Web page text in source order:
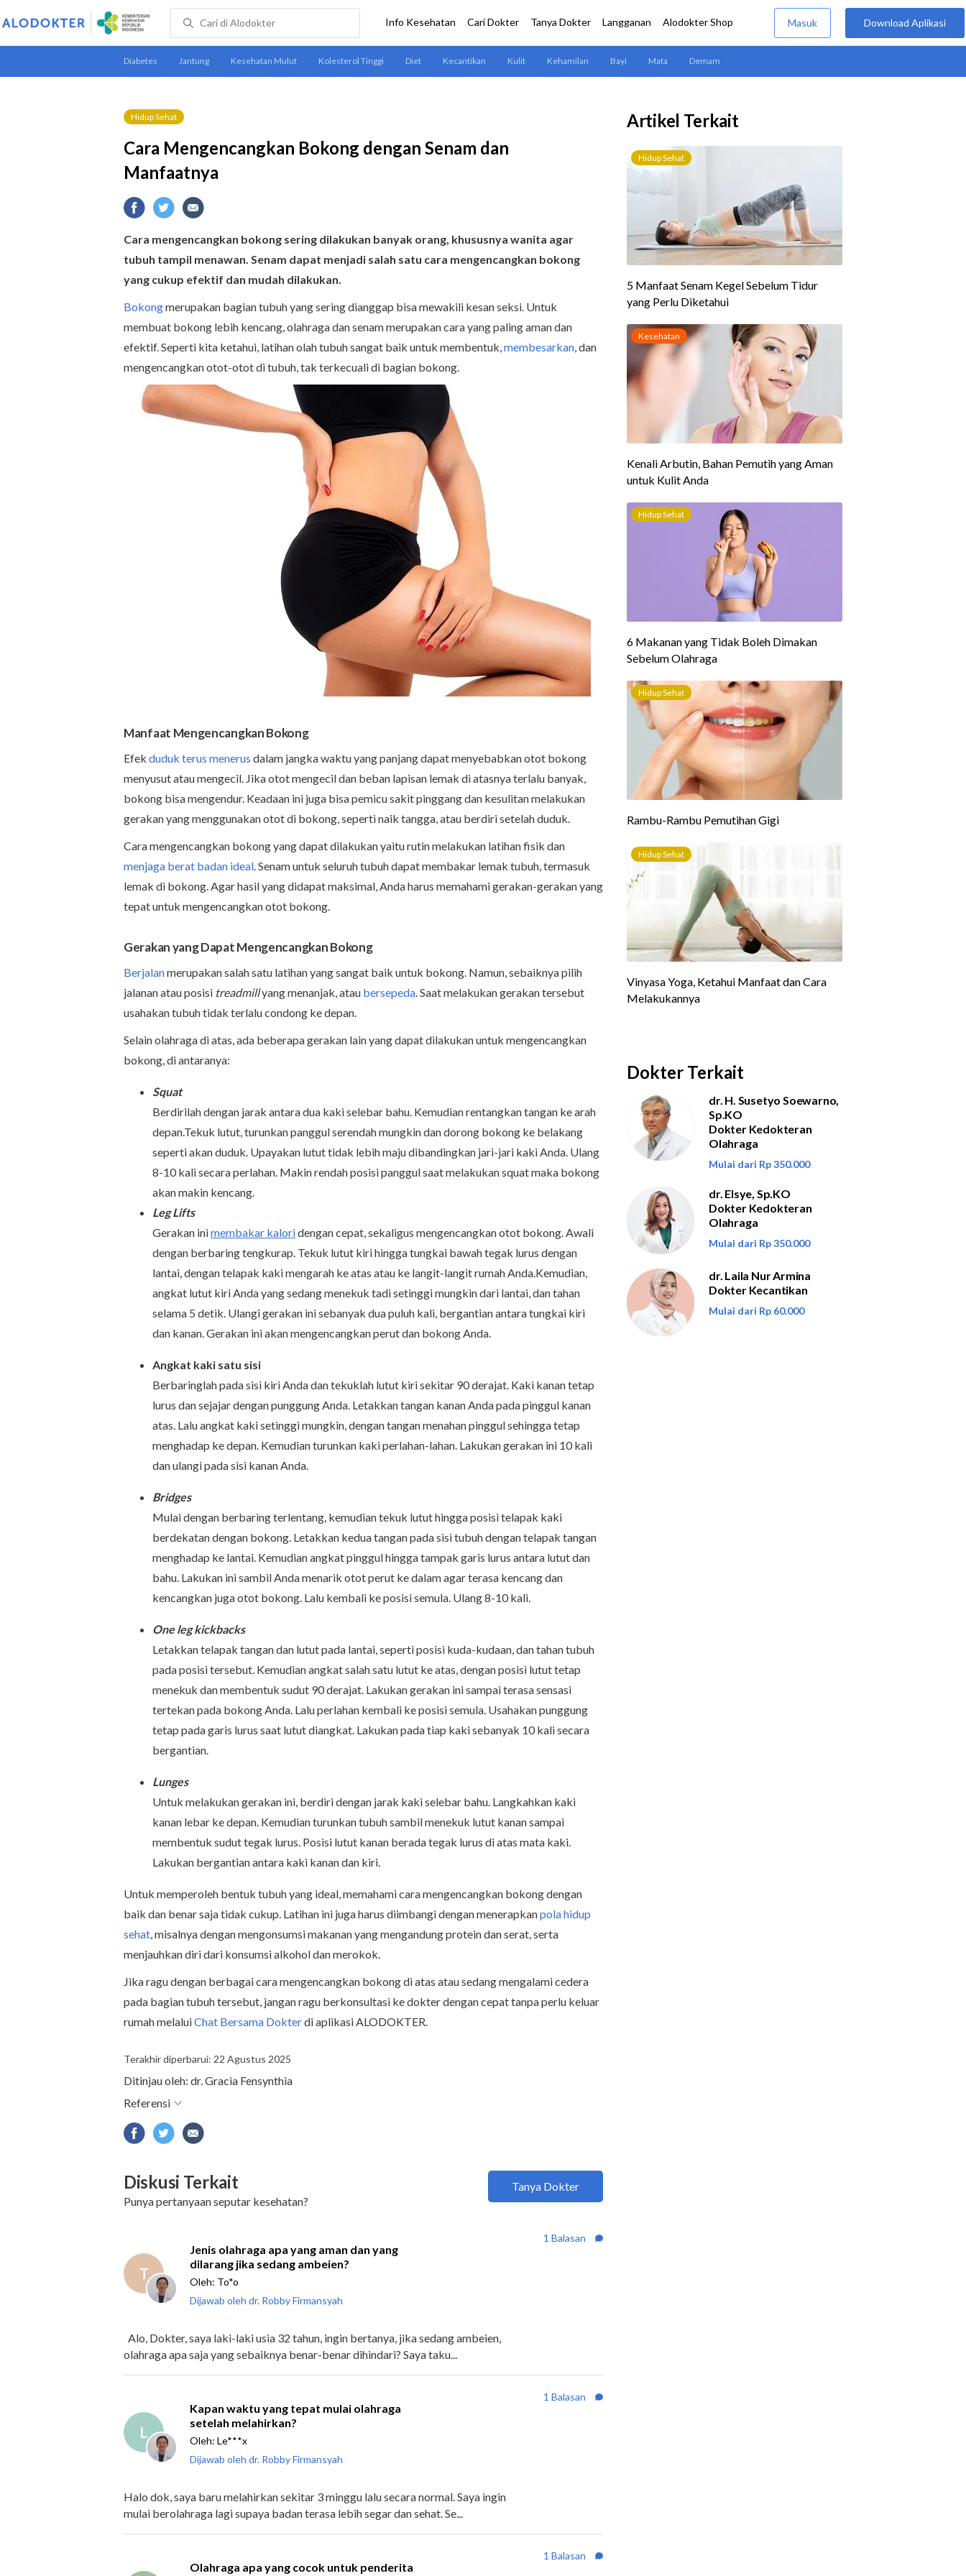
Hidup Sehat
Cara Mengencangkan Bokong dengan Senam dan
Manfaatnya
Cara mengencangkan bokong sering dilakukan banyak orang, khususnya wanita agar
tubuh tampil menawan. Senam dapat menjadi salah satu cara mengencangkan bokong
yang cukup efektif dan mudah dilakukan.
Bokongmerupakan bagian tubuh yang sering dianggap bisa mewakili kesan seksi. Untuk
membuat bokong lebih kencang, olahraga dan senam merupakan cara yang paling aman dan
efektif. Seperti kita ketahui, latihan olah tubuh sangat baik untuk membentuk,membesarkan, dan
mengencangkan otot-otot di tubuh, tak terkecuali di bagian bokong.
Manfaat Mengencangkan Bokong
Efek duduk terus menerus dalam jangka waktu yang panjang dapat menyebabkan otot bokong
menyusut atau mengecil. Jika otot mengecil dan beban lapisan lemak di atasnya terlalu banyak,
bokong bisa mengendur. Keadaan ini juga bisa pemicu sakit pinggang dan kesulitan melakukan
gerakan yang menggunakan otot di bokong, seperti naik tangga, atau berdiri setelah duduk.
Cara mengencangkan bokong yang dapat dilakukan yaitu rutin melakukan latihan fisik dan
menjaga berat badan ideal. Senam untuk seluruh tubuh dapat membakar lemak tubuh, termasuk
lemak di bokong. Agar hasil yang didapat maksimal, Anda harus memahami gerakan-gerakan yang
tepat untuk mengencangkan otot bokong.
Gerakan yang Dapat Mengencangkan Bokong
Berjalanmerupakan salah satu latihan yang sangat baik untuk bokong. Namun, sebaiknya pilih
jalanan atau posisi treadmillyang menanjak, atau bersepeda. Saat melakukan gerakan tersebut
usahakan tubuh tidak terlalu condong ke depan.
Selain olahraga di atas, ada beberapa gerakan lain yang dapat dilakukan untuk mengencangkan
bokong, di antaranya:
Squat
Berdirilah dengan jarak antara dua kaki selebar bahu. Kemudian rentangkan tangan ke arah
depan.Tekuk lutut, turunkan panggul serendah mungkin dan dorong bokong ke belakang
seperti akan duduk. Upayakan lutut tidak lebih maju dibandingkan jari-jari kaki Anda. Ulang
8-10 kali secara perlahan. Makin rendah posisi panggul saat melakukan squat maka bokong
akan makin kencang.
Leg Lifts
Gerakan inimembakar kaloridengan cepat, sekaligus mengencangkan otot bokong. Awali
dengan berbaring tengkurap. Tekuk lutut kiri hingga tungkai bawah tegak lurus dengan
lantai, dengan telapak kaki mengarah ke atas atau ke langit-langit rumah Anda.Kemudian,
angkat lutut kiri Anda yang sedang menekuk tadi setinggi mungkin dari lantai, dan tahan
selama 5 detik. Ulangi gerakan ini sebanyak dua puluh kali, bergantian antara tungkai kiri
dan kanan. Gerakan ini akan mengencangkan perut dan bokong Anda.
Angkat kaki satu sisi
Berbaringlah pada sisi kiri Anda dan tekuklah lutut kiri sekitar 90 derajat. Kaki kanan tetap
lurus dan sejajar dengan punggung Anda. Letakkan tangan kanan Anda pada pinggul kanan
atas. Lalu angkat kaki setinggi mungkin, dengan tangan menahan pinggul sehingga tetap
menghadap ke depan. Kemudian turunkan kaki perlahan-lahan. Lakukan gerakan ini 10 kali
dan ulangi pada sisi kanan Anda.
Bridges
Mulai dengan berbaring terlentang, kemudian tekuk lutut hingga posisi telapak kaki
berdekatan dengan bokong. Letakkan kedua tangan pada sisi tubuh dengan telapak tangan
menghadap ke lantai. Kemudian angkat pinggul hingga tampak garis lurus antara lutut dan
bahu. Lakukan ini sambil Anda menarik otot perut ke dalam agar terasa kencang dan
kencangkan juga otot bokong. Lalu kembali ke posisi semula. Ulang 8-10 kali.
One leg kickbacks
Letakkan telapak tangan dan lutut pada lantai, seperti posisi kuda-kudaan, dan tahan tubuh
pada posisi tersebut. Kemudian angkat salah satu lutut ke atas, dengan posisi lutut tetap
menekuk dan membentuk sudut 90 derajat. Lakukan gerakan ini sampai terasa sensasi
tertekan pada bokong Anda. Lalu perlahan kembali ke posisi semula. Usahakan punggung
tetap pada garis lurus saat lutut diangkat. Lakukan pada tiap kaki sebanyak 10 kali secara
bergantian.
Lunges
Untuk melakukan gerakan ini, berdiri dengan jarak kaki selebar bahu. Langkahkan kaki
kanan lebar ke depan. Kemudian turunkan tubuh sambil menekuk lutut kanan sampai
membentuk sudut tegak lurus. Posisi lutut kanan berada tegak lurus di atas mata kaki.
Lakukan bergantian antara kaki kanan dan kiri.
Untuk memperoleh bentuk tubuh yang ideal, memahami cara mengencangkan bokong dengan
baik dan benar saja tidak cukup. Latihan ini juga harus diimbangi dengan menerapkanpola hidup
sehat, misalnya dengan mengonsumsi makanan yang mengandung protein dan serat, serta
menjauhkan diri dari konsumsi alkohol dan merokok.
Jika ragu dengan berbagai cara mengencangkan bokong di atas atau sedang mengalami cedera
pada bagian tubuh tersebut, jangan ragu berkonsultasi ke dokter dengan cepat tanpa perlu keluar
rumah melaluiChat Bersama Dokterdi aplikasi ALODOKTER.
Terakhir diperbarui: 22 Agustus 2025
Artikel Terkait
Dokter Terkait